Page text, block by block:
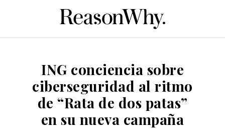
ING conciencia sobre
ciberseguridad al ritmo
de “Rata de dos patas”
en su nueva campaña